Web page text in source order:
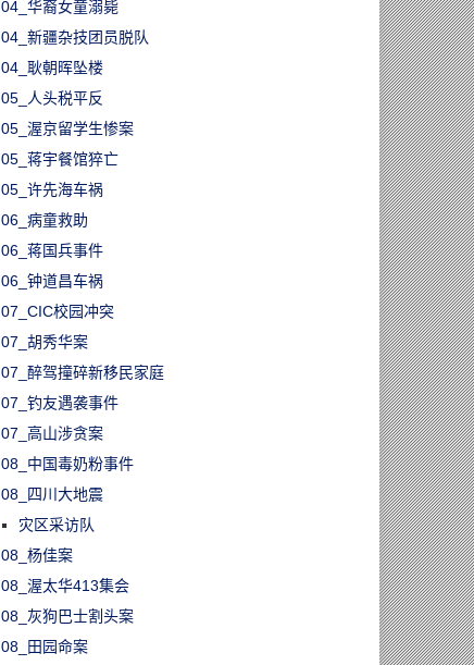
04_华裔女童溺毙
04_新疆杂技团员脱队
04_耿朝晖坠楼
05_人头税平反
05_渥京留学生惨案
05_蒋宇餐馆猝亡
05_许先海车祸
06_病童救助
06_蒋国兵事件
06_钟道昌车祸
07_CIC校园冲突
07_胡秀华案
07_醉驾撞碎新移民家庭
07_钓友遇袭事件
07_高山涉贪案
08_中国毒奶粉事件
08_四川大地震
灾区采访队
08_杨佳案
08_渥太华413集会
08_灰狗巴士割头案
08_田园命案